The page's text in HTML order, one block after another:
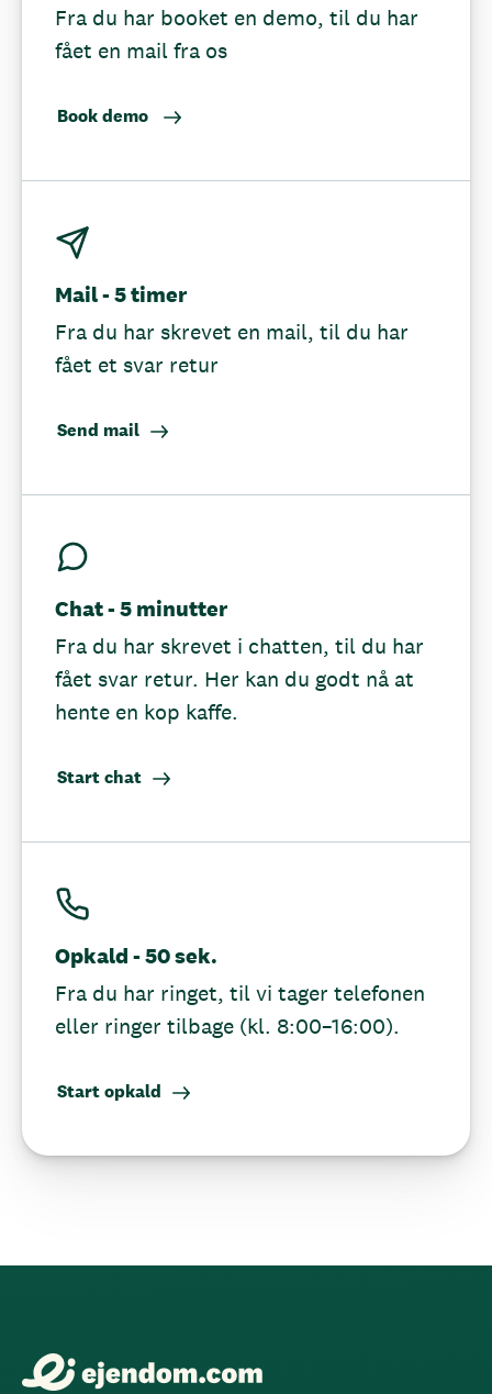
Fra du har booket en demo, til du har
fået en mail fra os
Book demo
Mail - 5 timer
Fra du har skrevet en mail, til du har
fået et svar retur
Send mail
Chat - 5 minutter
Fra du har skrevet i chatten, til du har
fået svar retur. Her kan du godt nå at
hente en kop kaffe.
Start chat
Opkald - 50 sek.
Fra du har ringet, til vi tager telefonen
eller ringer tilbage (kl. 8:00–16:00).
Start opkald